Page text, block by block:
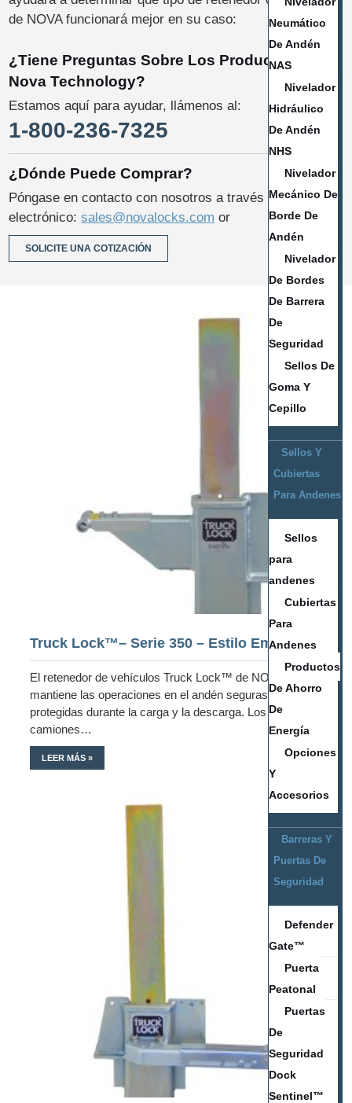
Neumático
De Andén
NAS
Nivelador
Hidráulico
De Andén
NHS
Nivelador
Mecánico De
Borde De
Andén
Nivelador
De Bordes
De Barrera
De
Seguridad
Sellos De
Goma Y
Cepillo
Sellos Y
Cubiertas
Para Andenes
Sellos
para
andenes
Cubiertas
Para
Andenes
Productos
De Ahorro
De
Energía
Opciones
Y
Accesorios
Barreras Y
Puertas De
Seguridad
Defender
Gate™
Puerta
Peatonal
Puertas
De
Seguridad
Dock
Sentinel™
de NOVA funcionará mejor en su caso:
¿Tiene Preguntas Sobre Los Productos De
Nova Technology?
Estamos aquí para ayudar, llámenos al:
1-800-236-7325
¿Dónde Puede Comprar?
Póngase en contacto con nosotros a través del correo
electrónico:sales@novalocks.com or
SOLICITE UNA COTIZACIÓN
Truck Lock™– Serie 350 – Estilo Empotrado
El retenedor de vehículos Truck Lock™ de NOVA
mantiene las operaciones en el andén seguras y
protegidas durante la carga y la descarga. Los
camiones…
LEER MÁS »